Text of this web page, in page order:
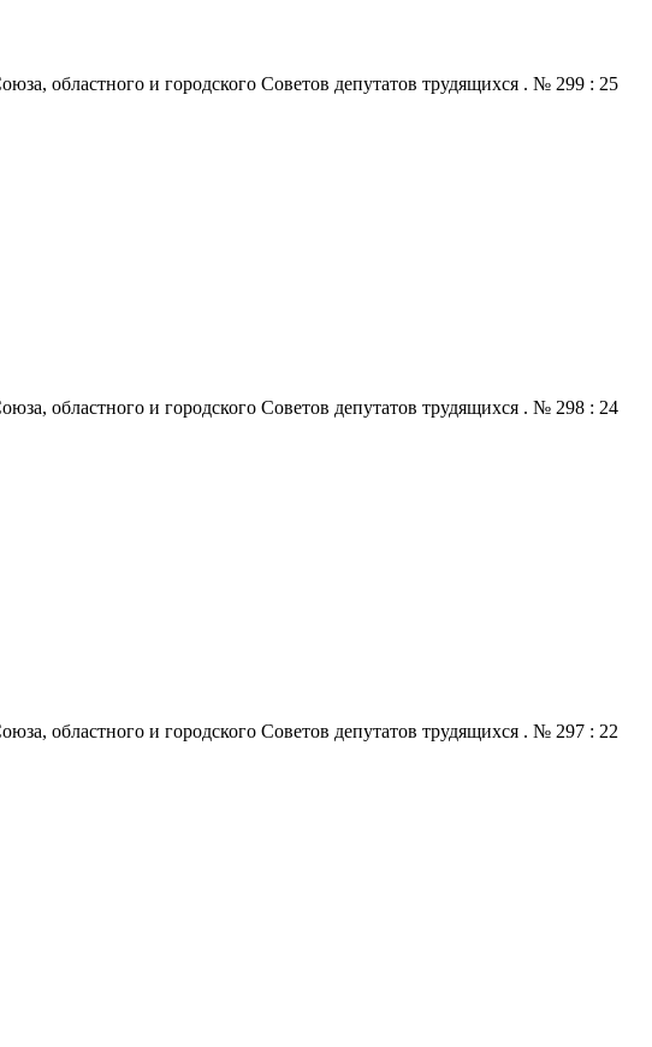
областного и городского Советов депутатов трудящихся . № 299 : 25
областного и городского Советов депутатов трудящихся . № 298 : 24
областного и городского Советов депутатов трудящихся . № 297 : 22